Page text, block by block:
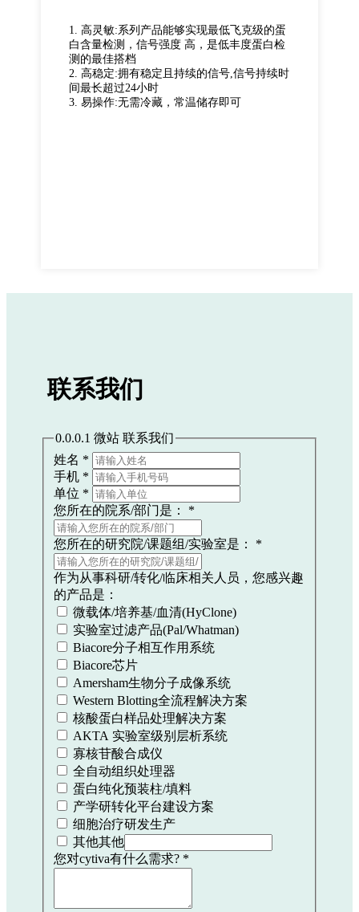
1. 高灵敏:系列产品能够实现最低飞克级的蛋
白含量检测，信号强度 高，是低丰度蛋白检
测的最佳搭档
2. 高稳定:拥有稳定且持续的信号,信号持续时
间最长超过24小时
3. 易操作:无需冷藏，常温储存即可
联系我们
0.0.0.1 微站 联系我们
姓名 *
手机 *
单位 *
您所在的院系/部门是： *
您所在的研究院/课题组/实验室是： *
作为从事科研/转化/临床相关人员，您感兴趣
的产品是：
微载体/培养基/血清(HyClone)
实验室过滤产品(Pal/Whatman)
Biacore分子相互作用系统
Biacore芯片
Amersham生物分子成像系统
Western Blotting全流程解决方案
核酸蛋白样品处理解决方案
AKTA 实验室级别层析系统
寡核苷酸合成仪
全自动组织处理器
蛋白纯化预装柱/填料
产学研转化平台建设方案
细胞治疗研发生产
其他其他
您对cytiva有什么需求? *